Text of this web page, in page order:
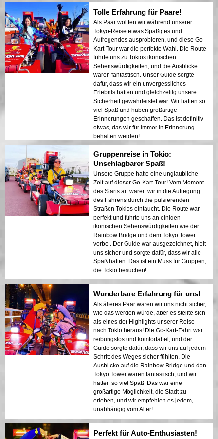
Tolle Erfahrung für Paare!
Als Paar wollten wir während unserer
Tokyo-Reise etwas Spaßiges und
Aufregendes ausprobieren, und diese Go-
Kart-Tour war die perfekte Wahl. Die Route
führte uns zu Tokios ikonischen
Sehenswürdigkeiten, und die Ausblicke
waren fantastisch. Unser Guide sorgte
dafür, dass wir ein unvergessliches
Erlebnis hatten und gleichzeitig unsere
Sicherheit gewährleistet war. Wir hatten so
viel Spaß und haben großartige
Erinnerungen geschaffen. Das ist definitiv
etwas, das wir für immer in Erinnerung
behalten werden!
Gruppenreise in Tokio:
Unschlagbarer Spaß!
Unsere Gruppe hatte eine unglaubliche
Zeit auf dieser Go-Kart-Tour! Vom Moment
des Starts an waren wir in die Aufregung
des Fahrens durch die pulsierenden
Straßen Tokios eintaucht. Die Route war
perfekt und führte uns an einigen
ikonischen Sehenswürdigkeiten wie der
Rainbow Bridge und dem Tokyo Tower
vorbei. Der Guide war ausgezeichnet, hielt
uns sicher und sorgte dafür, dass wir alle
Spaß hatten. Das ist ein Muss für Gruppen,
die Tokio besuchen!
Wunderbare Erfahrung für uns!
Als älteres Paar waren wir uns nicht sicher,
wie das werden würde, aber es stellte sich
als eines der Highlights unserer Reise
nach Tokio heraus! Die Go-Kart-Fahrt war
reibungslos und komfortabel, und der
Guide sorgte dafür, dass wir uns auf jedem
Schritt des Weges sicher fühlten. Die
Ausblicke auf die Rainbow Bridge und den
Tokyo Tower waren fantastisch, und wir
hatten so viel Spaß! Das war eine
großartige Möglichkeit, die Stadt zu
erleben, und wir empfehlen es jedem,
unabhängig vom Alter!
Perfekt für Auto-Enthusiasten!